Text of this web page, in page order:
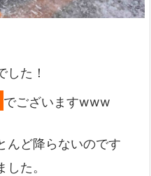
た！
でございますwww
んど降らないのです
た。